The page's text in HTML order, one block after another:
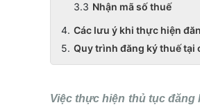
Nhận mã số thuế
Các lưu ý khi thực hiện
Quy trình đăng ký thuế
Việc thực hiện thủ tục